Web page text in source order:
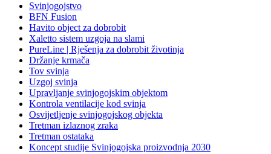
Svinjogojstvo
BFN Fusion
Havito object za dobrobit
Xaletto sistem uzgoja na slami
PureLine | Rješenja za dobrobit životinja
Držanje krmača
Tov svinja
Uzgoj svinja
Upravljanje svinjogojskim objektom
Kontrola ventilacije kod svinja
Osvijetljenje svinjogojskog objekta
Tretman izlaznog zraka
Tretman ostataka
Koncept studije Svinjogojska proizvodnja 2030